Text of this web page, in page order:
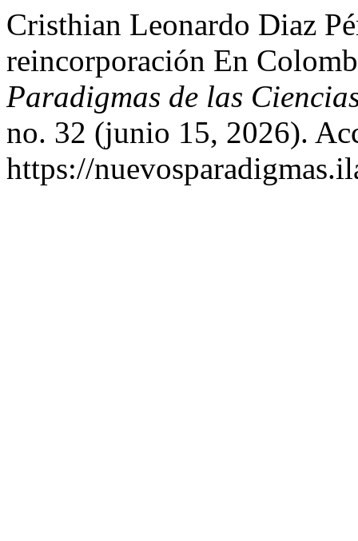
Cristhian Leonardo Diaz
reincorporación En
Paradigmas de las
no. 32 (junio 15, 2026).
https://